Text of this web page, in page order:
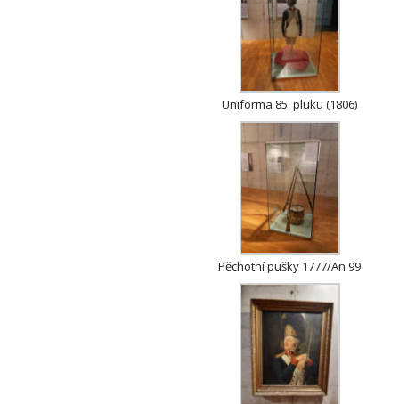
Uniforma 85. pluku (1806)
Pěchotní pušky 1777/An 99